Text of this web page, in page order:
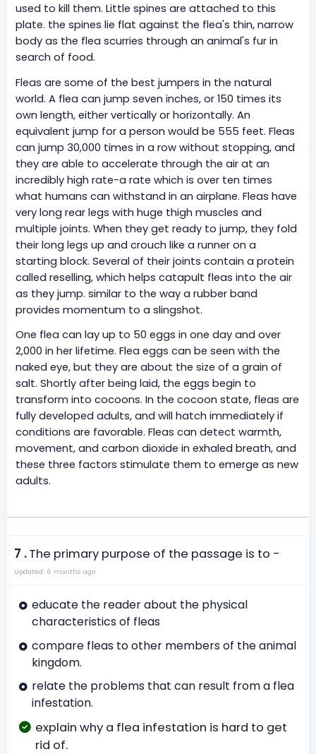
used to kill them. Little spines are attached to this
plate. the spines lie flat against the flea's thin, narrow
body as the flea scurries through an animal's fur in
search of food.
Fleas are some of the best jumpers in the natural
world. A flea can jump seven inches, or 150 times its
own length, either vertically or horizontally. An
equivalent jump for a person would be 555 feet. Fleas
can jump 30,000 times in a row without stopping, and
they are able to accelerate through the air at an
incredibly high rate-a rate which is over ten times
what humans can withstand in an airplane. Fleas have
very long rear legs with huge thigh muscles and
multiple joints. When they get ready to jump, they fold
their long legs up and crouch like a runner on a
starting block. Several of their joints contain a protein
called reselling, which helps catapult fleas into the air
as they jump. similar to the way a rubber band
provides momentum to a slingshot.
One flea can lay up to 50 eggs in one day and over
2,000 in her lifetime. Flea eggs can be seen with the
naked eye, but they are about the size of a grain of
salt. Shortly after being laid, the eggs begin to
transform into cocoons. In the cocoon state, fleas are
fully developed adults, and will hatch immediately if
conditions are favorable. Fleas can detect warmth,
movement, and carbon dioxide in exhaled breath, and
these three factors stimulate them to emerge as new
adults.
7 .The primary purpose of the passage is to -
Updated: 6 months ago
educate the reader about the physical
characteristics of fleas
compare fleas to other members of the animal
kingdom.
relate the problems that can result from a flea
infestation.
explain why a flea infestation is hard to get
rid of.